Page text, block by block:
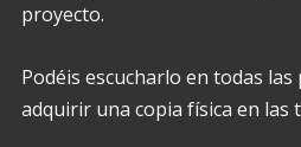
proyecto.
Podéis escucharlo en todas
adquirir una copia física en las